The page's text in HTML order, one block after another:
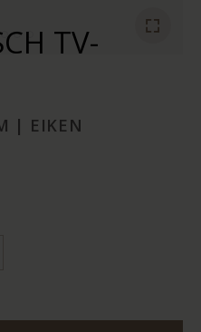
TV-
| EIKEN